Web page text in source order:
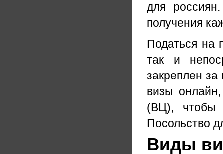
для
получения
Податься на
так и
закреплен
визы
(ВЦ), чтобы
Посольство
Виды